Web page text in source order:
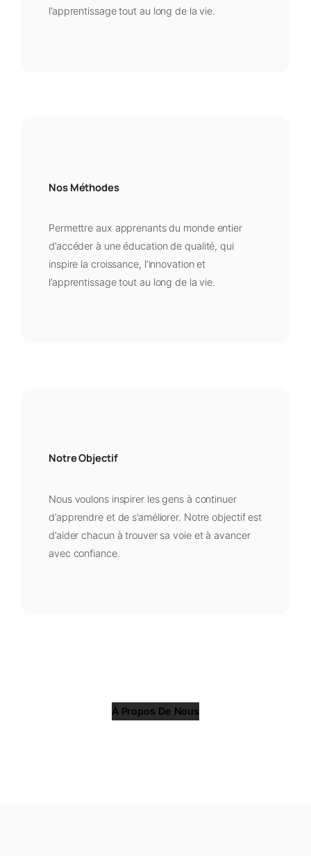
l’apprentissage tout au long de la vie.
Nos Méthodes
Permettre aux apprenants du monde entier
d’accéder à une éducation de qualité, qui
inspire la croissance, l’innovation et
l’apprentissage tout au long de la vie.
Notre Objectif
Nous voulons inspirer les gens à continuer
d’apprendre et de s’améliorer. Notre objectif est
d’aider chacun à trouver sa voie et à avancer
avec confiance.
À Propos De Nous